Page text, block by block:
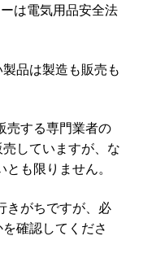
は電気用品安全法
品は製造も販売も
売する専門業者の
していますが、な
も限りません。
きがちですが、必
確認してくださ